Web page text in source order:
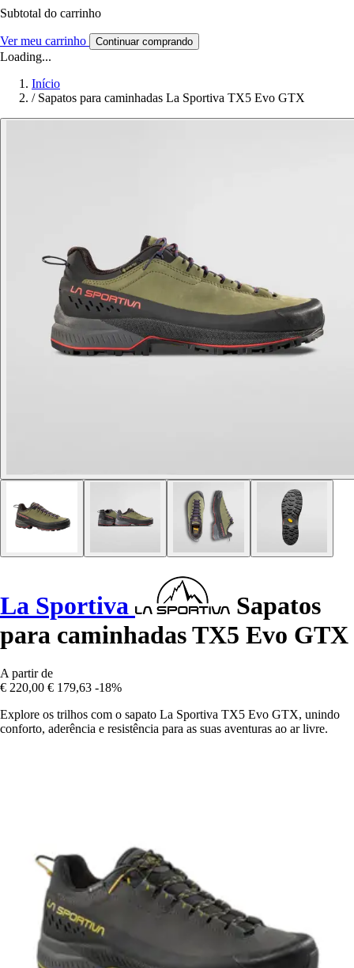
Subtotal do carrinho
Ver meu carrinho Continuar comprando
Loading...
Início
/ Sapatos para caminhadas La Sportiva TX5 Evo GTX
La Sportiva
Sapatos
para caminhadas TX5 Evo GTX
A partir de
€ 220,00 € 179,63 -18%
Explore os trilhos com o sapato La Sportiva TX5 Evo GTX, unindo
conforto, aderência e resistência para as suas aventuras ao ar livre.